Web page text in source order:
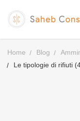
Home Blog
Le tipologie di rifiuti